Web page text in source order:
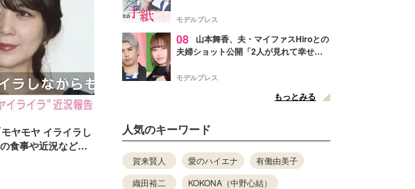
ヤモヤ イライラし
食事や近況など日
モデルプレス
08
山本舞香、夫・マイファスHiroとの
夫婦ショット公開「2人が見れて幸せ」
モデルプレス
もっとみる
人気のキーワード
賀来賢人 愛のハイエナ
有働由美子
織田裕二
KOKONA（中野心結）